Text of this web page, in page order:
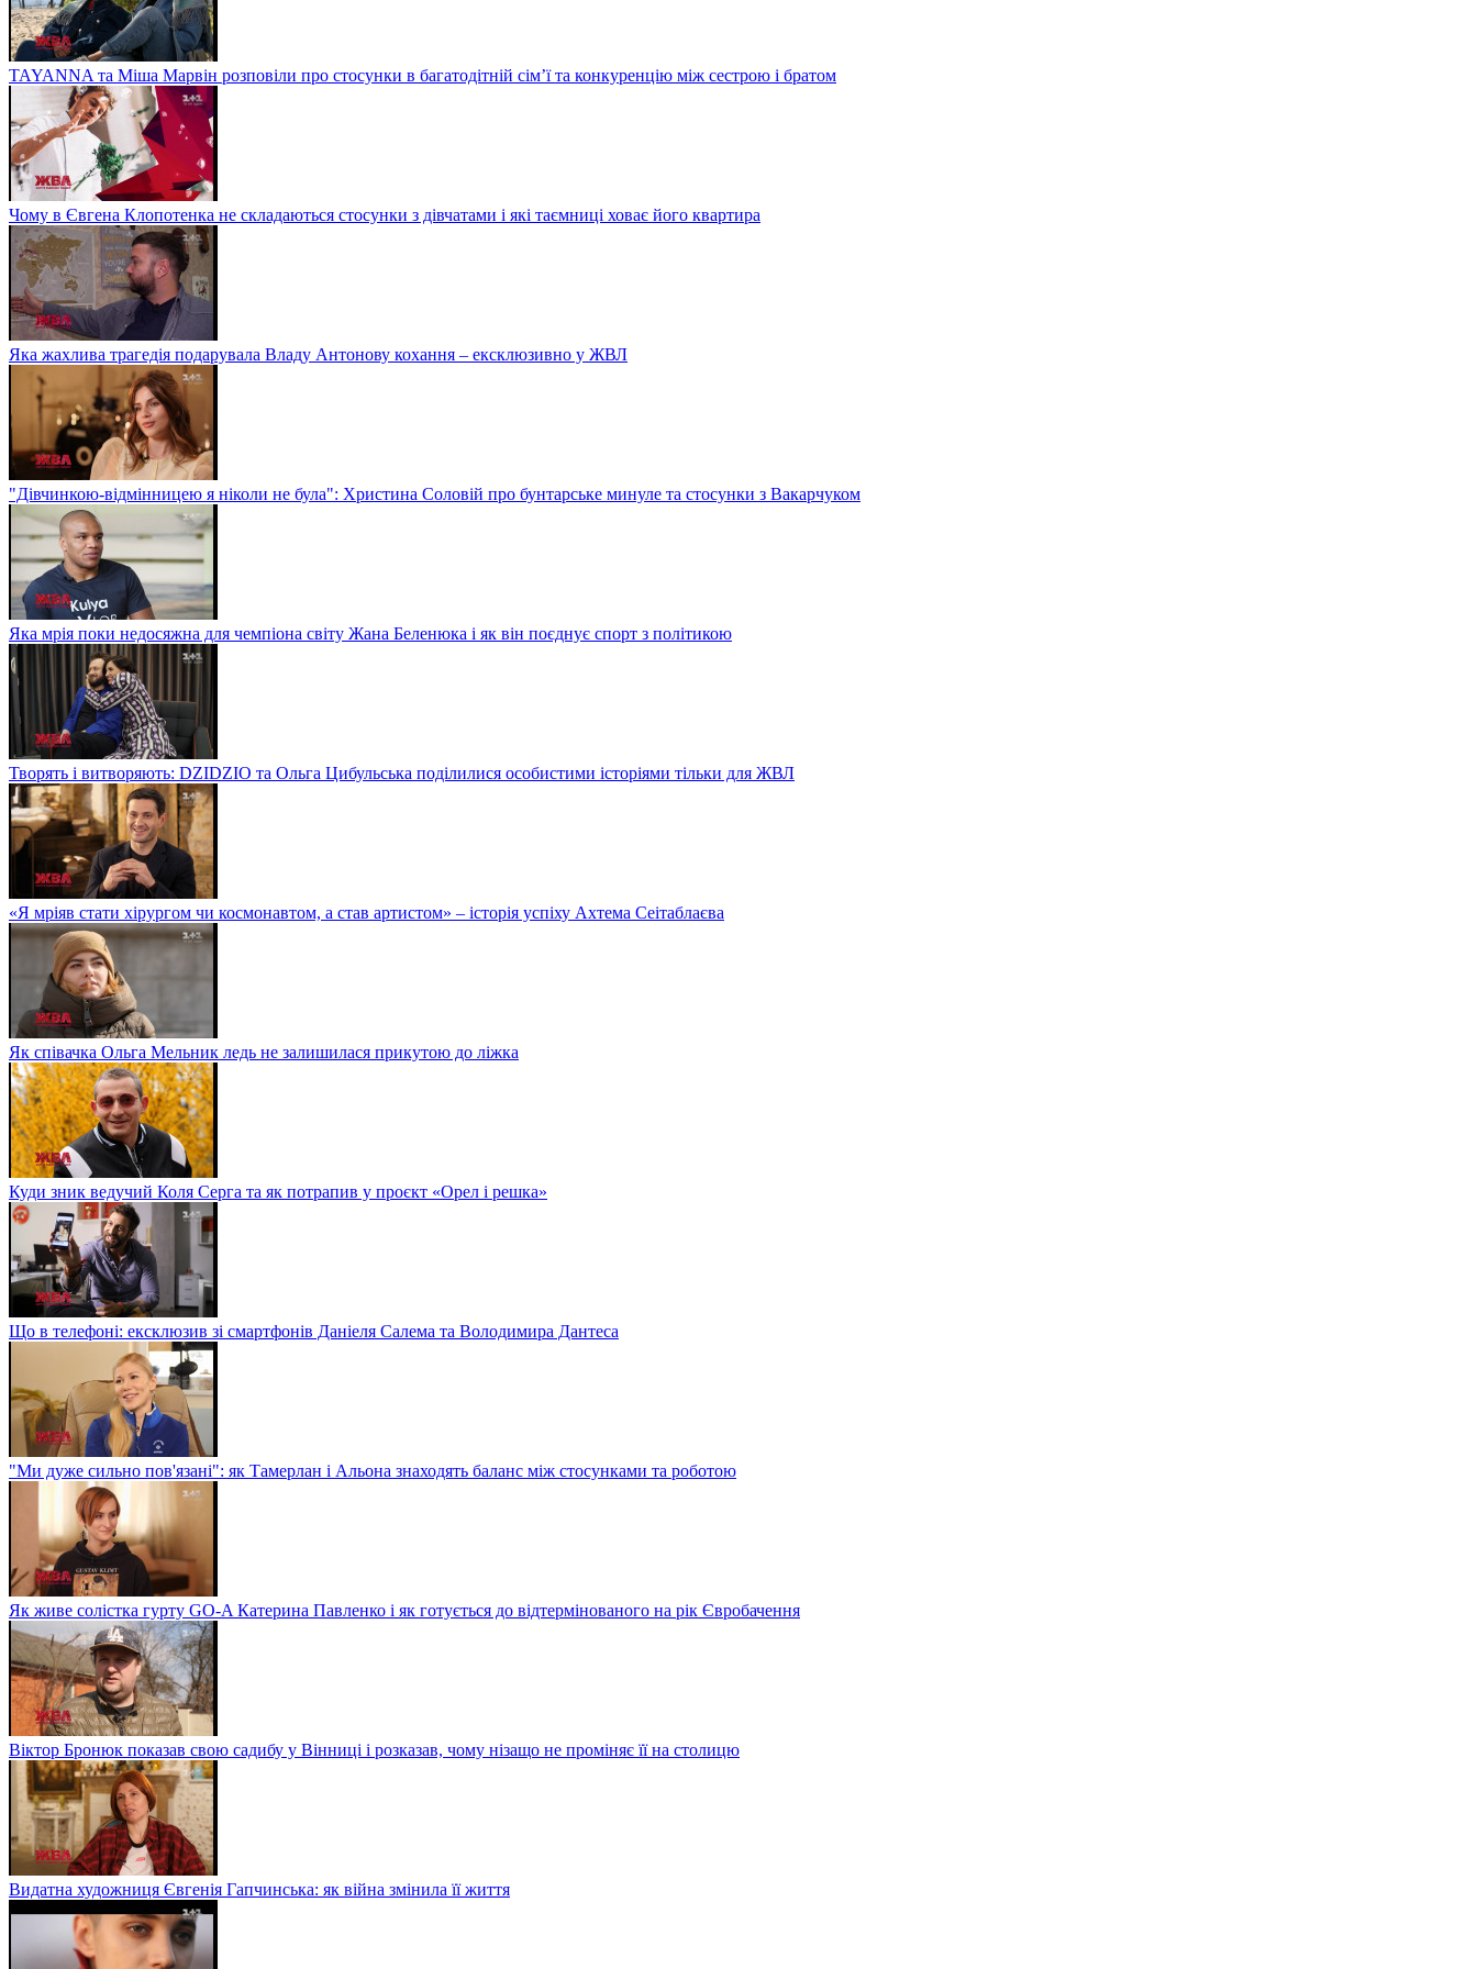
TAYANNA та Міша Марвін розповіли про стосунки в багатодітній сім’ї та конкуренцію між сестрою і братом
Чому в Євгена Клопотенка не складаються стосунки з дівчатами і які таємниці ховає його квартира
Яка жахлива трагедія подарувала Владу Антонову кохання – ексклюзивно у ЖВЛ
"Дівчинкою-відмінницею я ніколи не була": Христина Соловій про бунтарське минуле та стосунки з Вакарчуком
Яка мрія поки недосяжна для чемпіона світу Жана Беленюка і як він поєднує спорт з політикою
Творять і витворяють: DZIDZIO та Ольга Цибульська поділилися особистими історіями тільки для ЖВЛ
«Я мріяв стати хірургом чи космонавтом, а став артистом» – історія успіху Ахтема Сеітаблаєва
Як співачка Ольга Мельник ледь не залишилася прикутою до ліжка
Куди зник ведучий Коля Серга та як потрапив у проєкт «Орел і решка»
Що в телефоні: ексклюзив зі смартфонів Даніеля Салема та Володимира Дантеса
"Ми дуже сильно пов'язані": як Тамерлан і Альона знаходять баланс між стосунками та роботою
Як живе солістка гурту GO-A Катерина Павленко і як готується до відтермінованого на рік Євробачення
Віктор Бронюк показав свою садибу у Вінниці і розказав, чому нізащо не проміняє її на столицю
Видатна художниця Євгенія Гапчинська: як війна змінила її життя